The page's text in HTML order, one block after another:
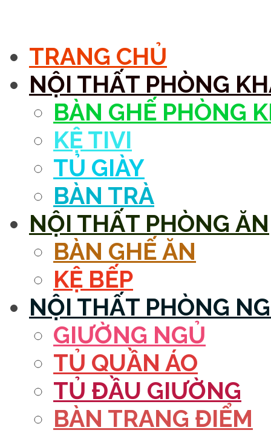
TRANG CHỦ
NỘI THẤT PHÒNG
BÀN GHẾ PHÒNG
KỆ TIVI
TỦ GIÀY
BÀN TRÀ
NỘI THẤT PHÒNG ĂN
BÀN GHẾ ĂN
KỆ BẾP
NỘI THẤT PHÒNG
GIƯỜNG NGỦ
TỦ QUẦN ÁO
TỦ ĐẦU GIƯỜNG
BÀN TRANG ĐIỂM